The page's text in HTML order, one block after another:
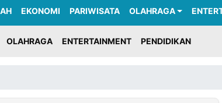
EKONOMI PARIWISATA OLAHRAGA
OLAHRAGA ENTERTAINMENT PENDIDIKAN